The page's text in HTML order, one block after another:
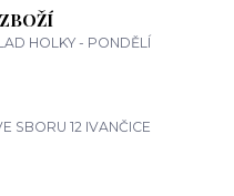
HOLKY - PONDĚLÍ
SBORU 12 IVANČICE